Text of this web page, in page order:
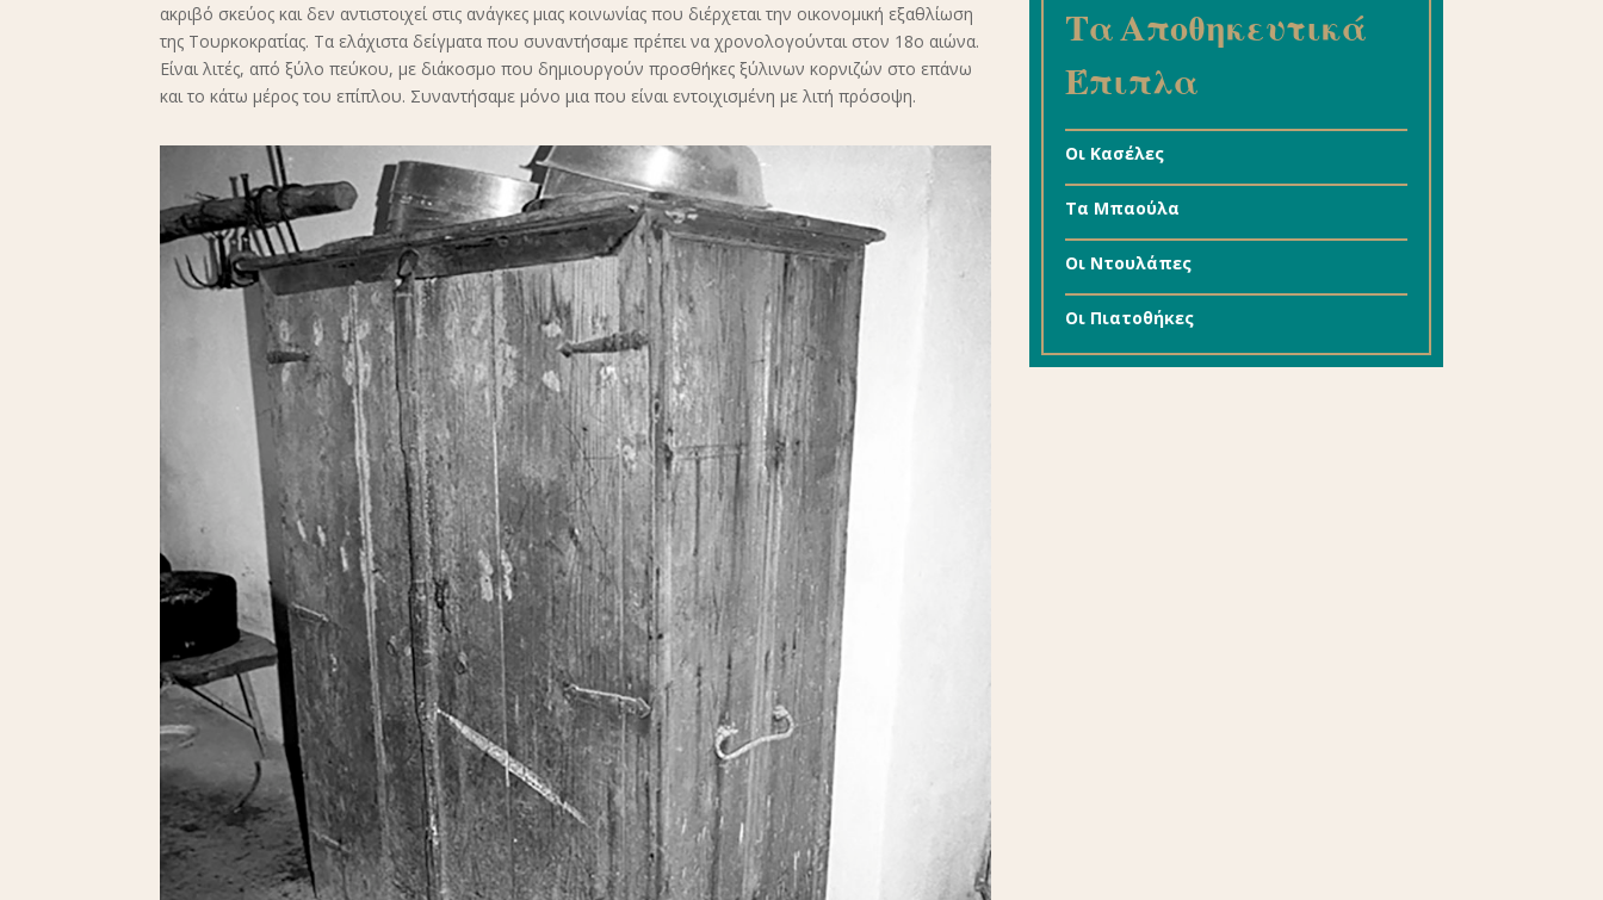
ακριβό σκεύος και δεν αντιστοιχεί στις ανάγκες μιας κοινωνίας που διέρχεται την οικονομική εξαθλίωση
της Τουρκοκρατίας. Τα ελάχιστα δείγματα που συναντήσαμε πρέπει να χρονολογούνται στον 18ο αιώνα.
Είναι λιτές, από ξύλο πεύκου, με διάκοσμο που δημιουργούν προσθήκες ξύλινων κορνιζών στο επάνω
και το κάτω μέρος του επίπλου. Συναντήσαμε μόνο μια που είναι εντοιχισμένη με λιτή πρόσοψη.
Τα Αποθηκευτικά
Έπιπλα
Οι Κασέλες
Tα Mπαούλα
Οι Ντουλάπες
Οι Πιατοθήκες